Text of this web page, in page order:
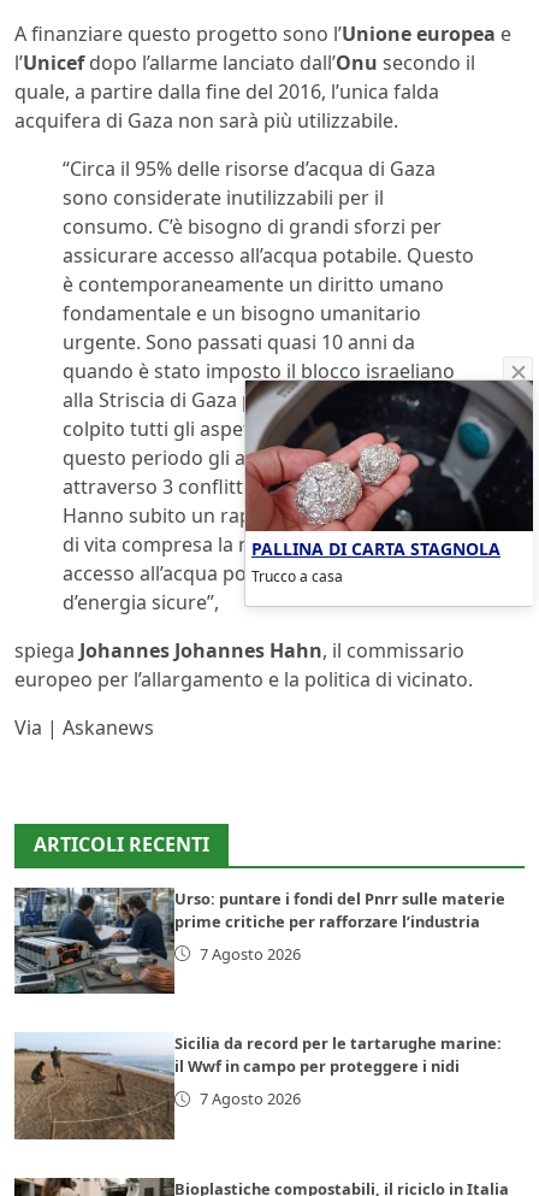
A finanziare questo progetto sono l’Unione europea e
l’Unicefdopo l’allarme lanciato dall’Onu secondo il
quale, a partire dalla fine del 2016, l’unica falda
acquifera di Gaza non sarà più utilizzabile.
“Circa il 95% delle risorse d’acqua di Gaza
sono considerate inutilizzabili per il
consumo. C’è bisogno di grandi sforzi per
assicurare accesso all’acqua potabile. Questo
è contemporaneamente un diritto umano
fondamentale e un bisogno umanitario
urgente. Sono passati quasi 10 anni da
quando è stato imposto il blocco israeliano
alla Striscia di Gaza per la prima volta che ha
colpito tutti gli aspetti della vita qui. Durante
questo periodo gli abitanti sono passati
attraverso 3 conflitti, il peggiore nel 2014.
Hanno subito un rapido declino della qualità
di vita compresa la mancanza del cruciale
accesso all’acqua potabile e a risorse
d’energia sicure”,
spiega Johannes Johannes Hahn, il commissario
europeo per l’allargamento e la politica di vicinato.
Via | Askanews
ARTICOLI RECENTI
Urso: puntare i fondi del Pnrr sulle materie
prime critiche per rafforzare l’industria
7 Agosto 2026
Sicilia da record per le tartarughe marine:
il Wwf in campo per proteggere i nidi
7 Agosto 2026
Bioplastiche compostabili, il riciclo in Italia
PALLINA DI CARTA STAGNOLA
Trucco a casa